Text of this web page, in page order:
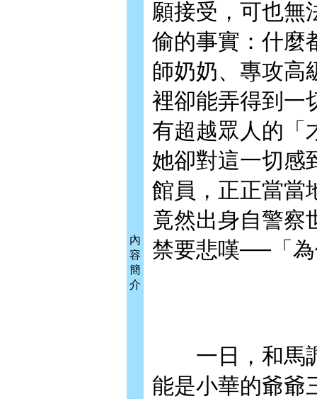
內
容
簡
介
願接受，可也無
偷的事實：什麼
師奶奶、專攻高
裡卻能弄得到一
有超越眾人的「
她卻對這一切感
館員，正正當當
竟然出身自警察
禁要悲嘆──「
一日，和馬調
能是小華的爺爺